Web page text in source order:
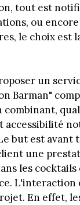
tout est
ou
le choix est
un
Barman"
combinant,
accessibilité
but est avant
une
les cocktails
L'interaction
En effet,